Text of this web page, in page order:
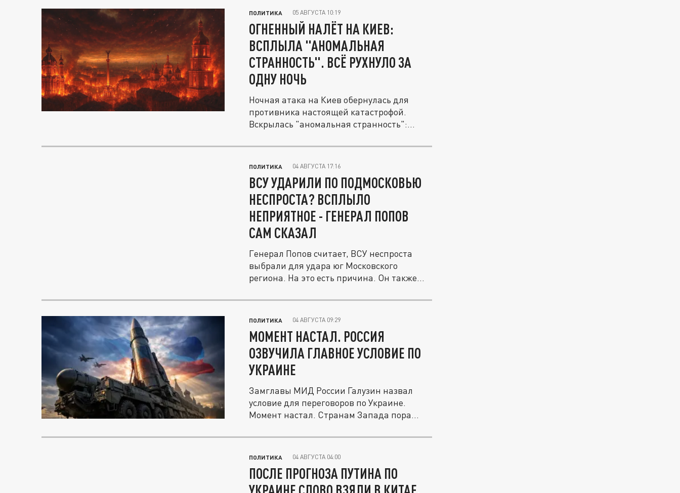
ПОЛИТИКА 05 АВГУСТА 10:19
ОГНЕННЫЙ НАЛЁТ НА КИЕВ:
ВСПЛЫЛА "АНОМАЛЬНАЯ
СТРАННОСТЬ". ВСЁ РУХНУЛО ЗА
ОДНУ НОЧЬ
Ночная атака на Киев обернулась для
противника настоящей катастрофой.
Вскрылась "аномальная странность":...
ПОЛИТИКА 04 АВГУСТА 17:16
ВСУ УДАРИЛИ ПО ПОДМОСКОВЬЮ
НЕСПРОСТА? ВСПЛЫЛО
НЕПРИЯТНОЕ - ГЕНЕРАЛ ПОПОВ
САМ СКАЗАЛ
Генерал Попов считает, ВСУ неспроста
выбрали для удара юг Московского
региона. На это есть причина. Он также...
ПОЛИТИКА 04 АВГУСТА 09:29
МОМЕНТ НАСТАЛ. РОССИЯ
ОЗВУЧИЛА ГЛАВНОЕ УСЛОВИЕ ПО
УКРАИНЕ
Замглавы МИД России Галузин назвал
условие для переговоров по Украине.
Момент настал. Странам Запада пора...
ПОЛИТИКА 04 АВГУСТА 04:00
ПОСЛЕ ПРОГНОЗА ПУТИНА ПО